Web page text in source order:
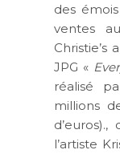
des
ventes
JPG «
réalisé
millions
l’artiste